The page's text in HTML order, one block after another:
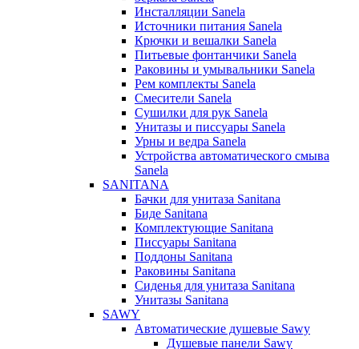
Инсталляции Sanela
Источники питания Sanela
Крючки и вешалки Sanela
Питьевые фонтанчики Sanela
Раковины и умывальники Sanela
Рем комплекты Sanela
Смесители Sanela
Сушилки для рук Sanela
Унитазы и писсуары Sanela
Урны и ведра Sanela
Устройства автоматического смыва
Sanela
SANITANA
Бачки для унитаза Sanitana
Биде Sanitana
Комплектующие Sanitana
Писсуары Sanitana
Поддоны Sanitana
Раковины Sanitana
Сиденья для унитаза Sanitana
Унитазы Sanitana
SAWY
Автоматические душевые Sawy
Душевые панели Sawy